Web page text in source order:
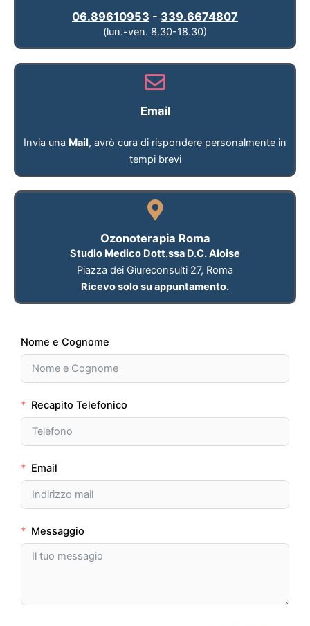
06.89610953 - 339.6674807
(lun.-ven. 8.30-18.30)
Email
Invia una Mail, avrò cura di rispondere personalmente in
tempi brevi
Ozonoterapia Roma
Studio Medico Dott.ssa D.C. Aloise
Piazza dei Giureconsulti 27, Roma
Ricevo solo su appuntamento.
Nome e Cognome
Recapito Telefonico
Email
Messaggio